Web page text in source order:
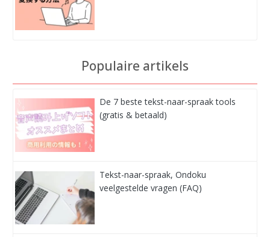
Populaire artikels
De 7 beste tekst-naar-spraak tools
(gratis & betaald)
Tekst-naar-spraak, Ondoku
veelgestelde vragen (FAQ)